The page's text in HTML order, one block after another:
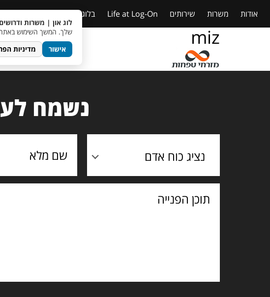
אודות משרות שירותים Life at Log-On בלוג
miz
נשמח
נציג כוח אדם
תוכן
לוג און | משרות
שלך. המשך השימוש באתר
אישור
מדיניות